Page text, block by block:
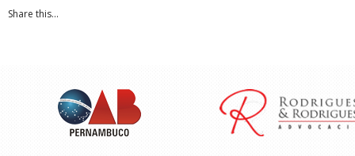
Share this...